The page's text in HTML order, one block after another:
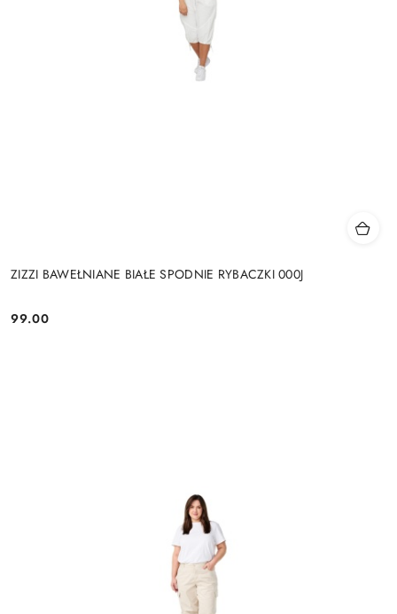
ZIZZI BAWEŁNIANE BIAŁE SPODNIE RYBACZKI 000J
Cena:
99.00